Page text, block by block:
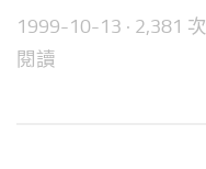
1999-10-13 · 2,381 次
閱讀